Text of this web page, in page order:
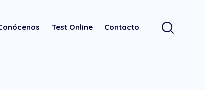
Test Online Contacto